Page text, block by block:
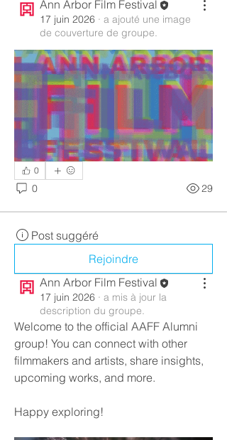
Ann Arbor Film Festival
17 juin 2026 · a ajouté une image
de couverture de groupe.
0
0 29
Post suggéré
Rejoindre
Ann Arbor Film Festival
17 juin 2026 · a mis à jour la
description du groupe.
Welcome to the official AAFF Alumni
group! You can connect with other
filmmakers and artists, share insights,
upcoming works, and more.
Happy exploring!